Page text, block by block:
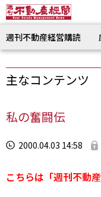
週刊不動産経営購読
主なコンテンツ
私の奮闘伝
2000.04.03 14:58
こちらは「週刊不動